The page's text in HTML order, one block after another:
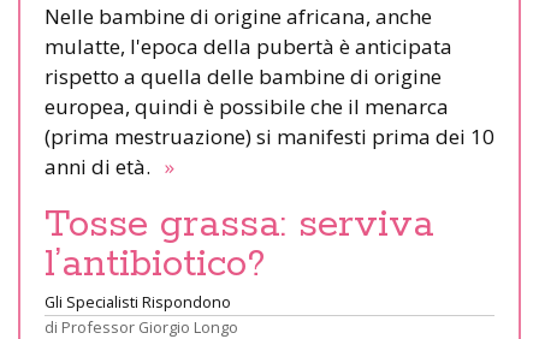
Nelle bambine di origine africana, anche
mulatte, l'epoca della pubertà è anticipata
rispetto a quella delle bambine di origine
europea, quindi è possibile che il menarca
(prima mestruazione) si manifesti prima dei 10
anni di età. »
Tosse grassa: serviva
l’antibiotico?
Gli Specialisti Rispondono
di Professor Giorgio Longo